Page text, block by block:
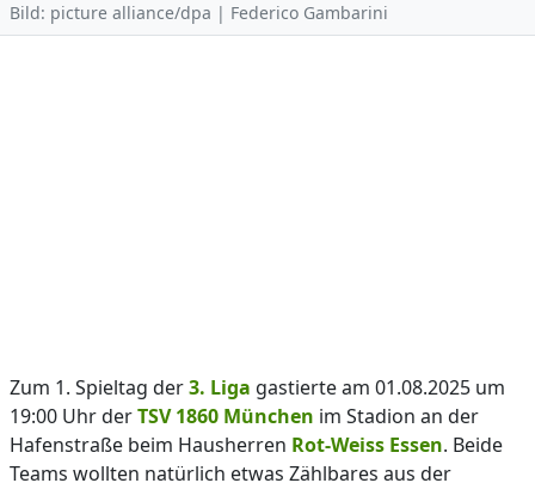
Bild: picture alliance/dpa | Federico Gambarini
Zum 1. Spieltag der3. Liga gastierte am 01.08.2025 um
19:00 Uhr derTSV 1860 München im Stadion an der
Hafenstraße beim Hausherren Rot-Weiss Essen. Beide
Teams wollten natürlich etwas Zählbares aus der